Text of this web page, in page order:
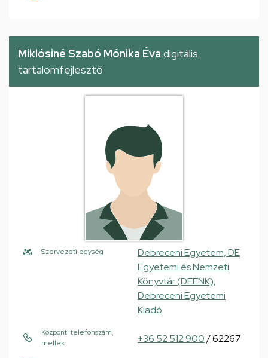
Miklósiné Szabó Mónika Éva digitális
tartalomfejlesztő
Szervezeti egység
Debreceni Egyetem, DE
Egyetemi és Nemzeti
Könyvtár (DEENK),
Debreceni Egyetemi
Kiadó
Központi telefonszám,
mellék
+36 52 512 900/ 62267